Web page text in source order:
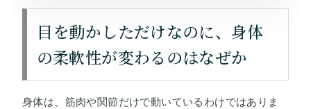
目を動かしただけなのに、身体
の柔軟性が変わるのはなぜか
身体は、筋肉や関節だけで動いているわけではありま